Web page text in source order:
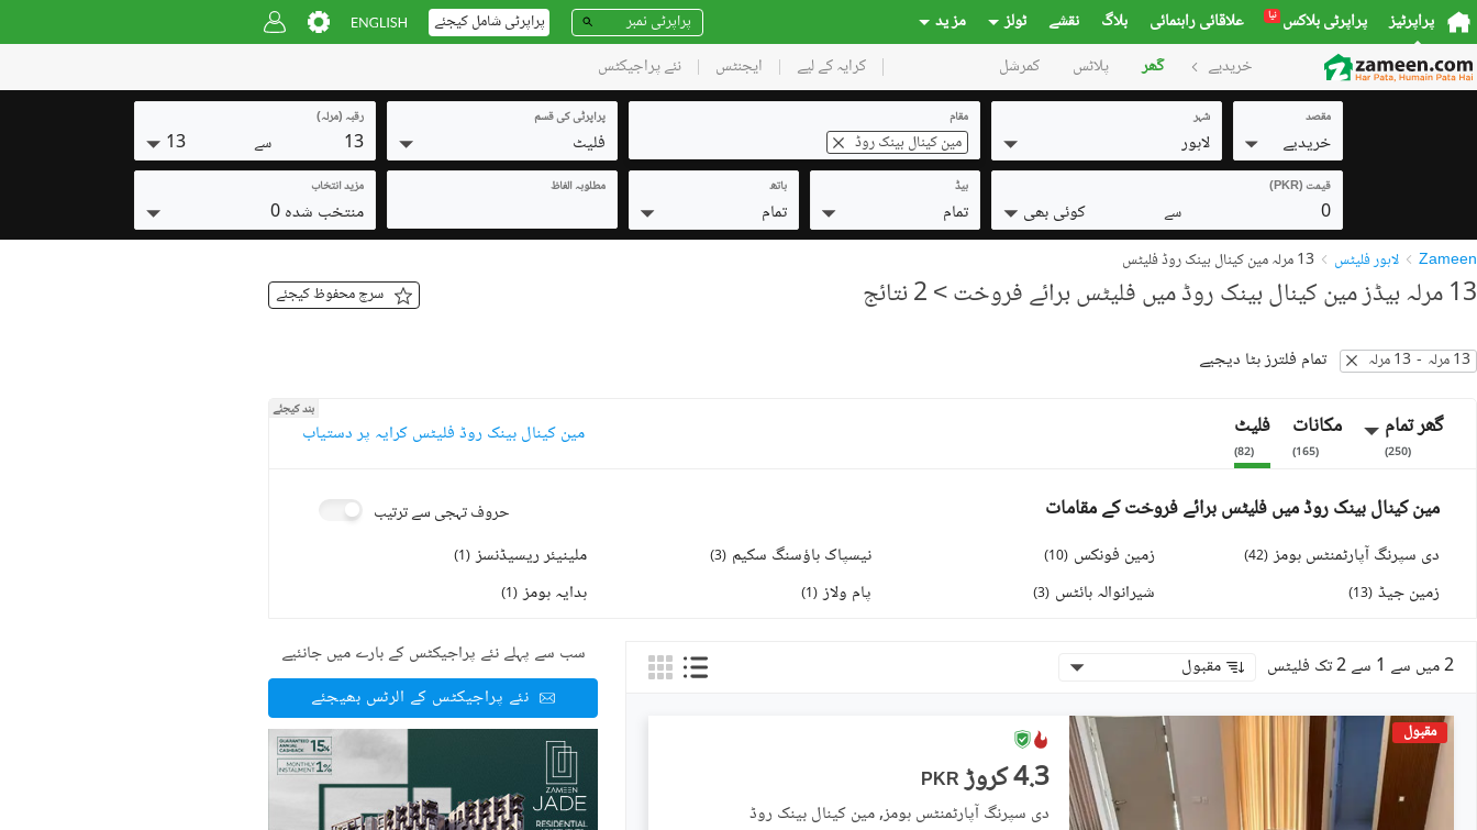
پراپرٹیز پراپرٹی بلاکس نیا علاقائی راہنمائی بلاگ نقشے ٹولز مز ید پراپرٹی شامل کیجئے
خریدیے گھر پلاٹس کمرشل کرایہ کے لیے ایجنٹس نئے پراجیکٹس
مقصد
خریدیے
شہر
لاہور
مقام
مین کینال بینک روڈ
پراپرٹی کی قسم
فلیٹ
رقبہ (مرلہ)
13 سے 13
قیمت (PKR)
0 سے کوئی بھی
بیڈ
تمام
باتھ
تمام
مطلوبہ الفاظ مزید انتخاب
منتخب شدہ 0
Zameen لاہور فلیٹس 13 مرلہ مین کینال بینک روڈ فلیٹس
13 مرلہ بیڈز مین کینال بینک روڈ میں فلیٹس برائے فروخت > 2 نتائج سرچ محفوظ کیجئے
13 مرلہ - 13 مرلہ تمام فلترز ہٹا دیجیے
گھر تمام
(
250
)
مکانات
(
165
)
فلیٹ
(
82
)
مین کینال بینک روڈ فلیٹس کرایہ پر دستیاب
بند کیجئے
مین کینال بینک روڈ میں فلیٹس برائے فروخت کے مقامات حروف تہجی سے ترتیب
دی سپرنگ آپارٹمنٹس ہومز (
42
)
زمین جیڈ (
13
)
زمین فونکس (
10
)
شیرانوالہ ہائٹس (
3
)
نیسپاک ہاؤسنگ سکیم (
3
)
پام ولاز (
1
)
ملینیئر ریسیڈنسز (
1
)
ہدایہ ہومز (
1
)
2 میں سے 1 سے 2 تک فلیٹس مقبول
مقبول
PKR 4.3 کروڑ
دی سپرنگ آپارٹمنٹس ہومز, مین کینال بینک روڈ
سب سے پہلے نئے پراجیکٹس کے بارے میں جانئیے
نئے پراجیکٹس کے الرٹس بھیجئے